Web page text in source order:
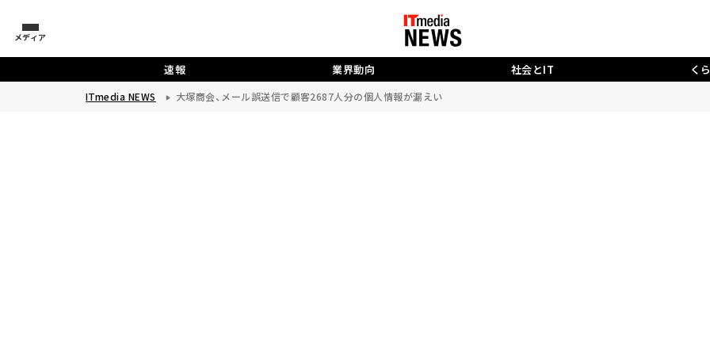
メディア
速報 業界動向 社会とIT く
ITmedia NEWS 大塚商会、メール誤送信で顧客2687人分の個人情報が漏えい